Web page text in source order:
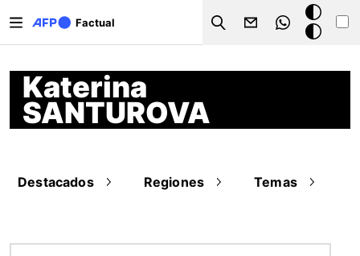
Factual
Search
Modo
oscuro
Katerina
SANTUROVA
Destacados Regiones Temas